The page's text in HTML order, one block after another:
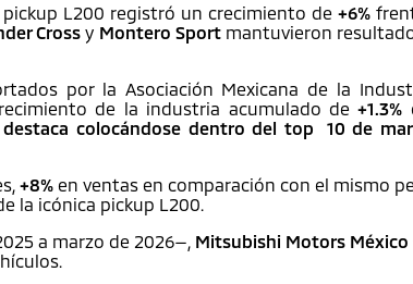
pickup L200 registró un crecimiento de+6%
Cross y Montero Sportmantuvieron
por la Asociación Mexicana de la
de la industria acumulado de+1.3%
colocándose dentro del top 10 de
+8%en ventas en comparación con el mismo
la icónica pickup L200.
a marzo de 2026—, Mitsubishi Motors México